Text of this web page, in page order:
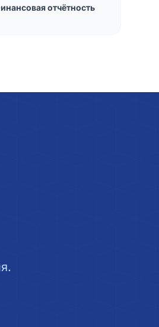
отчётность